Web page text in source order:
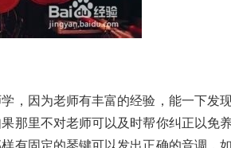
，因为老师有丰富的经验，能一下发
那里不对老师可以及时帮你纠正以免
有固定的琴键可以发出正确的音调，